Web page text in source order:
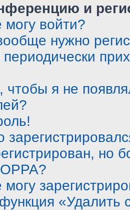
и
войти?
нужно
чтобы я не
но
«Удалить